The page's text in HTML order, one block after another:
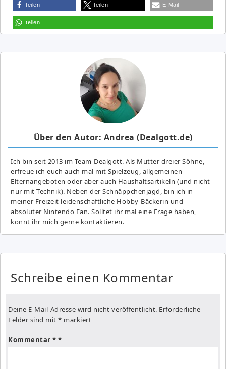
teilen teilen E-Mail
teilen
Über den Autor: Andrea (Dealgott.de)
Ich bin seit 2013 im Team-Dealgott. Als Mutter dreier Söhne,
erfreue ich euch auch mal mit Spielzeug, allgemeinen
Elternangeboten oder aber auch Haushaltsartikeln (und nicht
nur mit Technik). Neben der Schnäppchenjagd, bin ich in
meiner Freizeit leidenschaftliche Hobby-Bäckerin und
absoluter Nintendo Fan. Solltet ihr mal eine Frage haben,
könnt ihr mich gerne kontaktieren.
Schreibe einen Kommentar
Deine E-Mail-Adresse wird nicht veröffentlicht. Erforderliche
Felder sind mit * markiert
Kommentar *